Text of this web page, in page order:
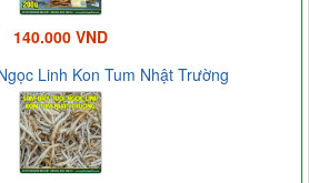
140.000 VND
Linh Kon Tum Nhật Trường